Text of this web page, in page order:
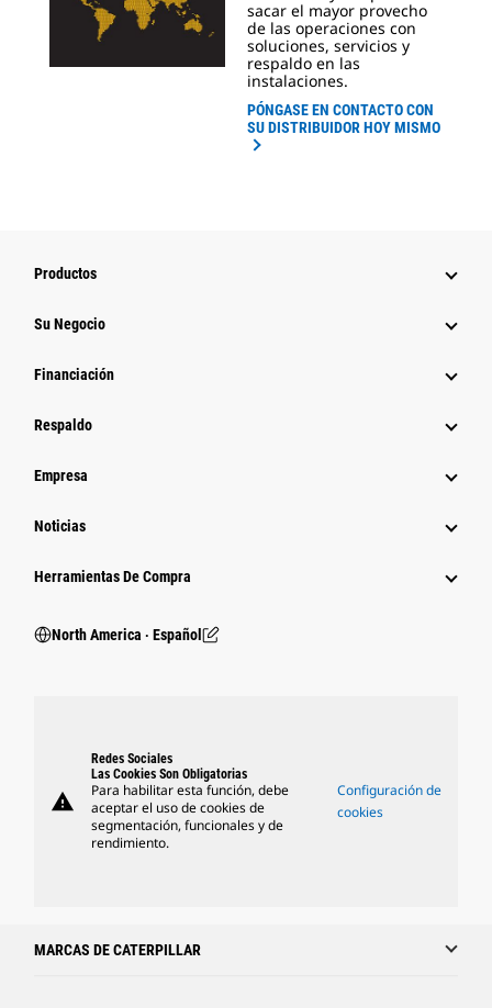
sacar el mayor provecho
de las operaciones con
soluciones, servicios y
respaldo en las
instalaciones.
PÓNGASE EN CONTACTO CON
SU DISTRIBUIDOR HOY MISMO
Productos
Su Negocio
Financiación
Respaldo
Empresa
Noticias
Herramientas De Compra
North America ‧ Español
warning
Redes Sociales
Las Cookies Son Obligatorias
Para habilitar esta función, debe
aceptar el uso de cookies de
segmentación, funcionales y de
rendimiento.
Configuración de
cookies
MARCAS DE CATERPILLAR